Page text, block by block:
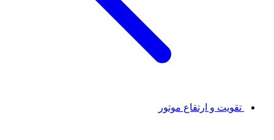
تقویت و ارتقاع موتور